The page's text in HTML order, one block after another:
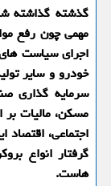
گذشته گذاشته
مهمی چون رفع
خودرو و سایر
سرمایه گذاری
مسكن، مالیات بر
اجتماعی، اقتصاد
گرفتار انواع
هاست.